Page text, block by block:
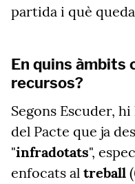
partida i què
En quins àmbits
recursos?
Segons Escuder,
del Pacte que ja
"infradotats",
enfocats al treball